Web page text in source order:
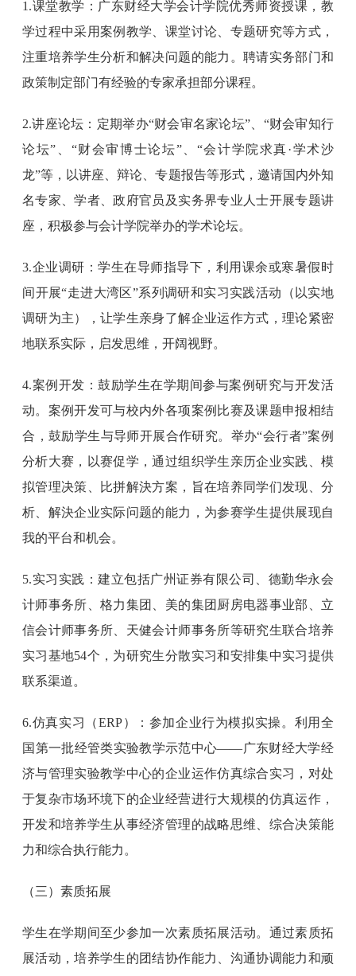
1.课堂教学：广东财经大学会计学院优秀师资授课，教
学过程中采用案例教学、课堂讨论、专题研究等方式，
注重培养学生分析和解决问题的能力。聘请实务部门和
政策制定部门有经验的专家承担部分课程。
2.讲座论坛：定期举办“财会审名家论坛”、“财会审知行
论坛”、“财会审博士论坛”、“会计学院求真·学术沙
龙”等，以讲座、辩论、专题报告等形式，邀请国内外知
名专家、学者、政府官员及实务界专业人士开展专题讲
座，积极参与会计学院举办的学术论坛。
3.企业调研：学生在导师指导下，利用课余或寒暑假时
间开展“走进大湾区”系列调研和实习实践活动（以实地
调研为主），让学生亲身了解企业运作方式，理论紧密
地联系实际，启发思维，开阔视野。
4.案例开发：鼓励学生在学期间参与案例研究与开发活
动。案例开发可与校内外各项案例比赛及课题申报相结
合，鼓励学生与导师开展合作研究。举办“会行者”案例
分析大赛，以赛促学，通过组织学生亲历企业实践、模
拟管理决策、比拼解決方案，旨在培养同学们发现、分
析、解決企业实际问题的能力，为参赛学生提供展现自
我的平台和机会。
5.实习实践：建立包括广州证券有限公司、德勤华永会
计师事务所、格力集团、美的集团厨房电器事业部、立
信会计师事务所、天健会计师事务所等研究生联合培养
实习基地54个，为研究生分散实习和安排集中实习提供
联系渠道。
6.仿真实习（ERP）：参加企业行为模拟实操。利用全
国第一批经管类实验教学示范中心——广东财经大学经
济与管理实验教学中心的企业运作仿真综合实习，对处
于复杂市场环境下的企业经营进行大规模的仿真运作，
开发和培养学生从事经济管理的战略思维、综合决策能
力和综合执行能力。
（三）素质拓展
学生在学期间至少参加一次素质拓展活动。通过素质拓
展活动，培养学生的团结协作能力、沟通协调能力和顽